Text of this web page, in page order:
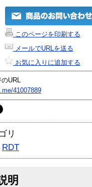
このページを印刷する
メールでURLを送る
お気に入りに追加する
URL
41007889
リ
RDT
明